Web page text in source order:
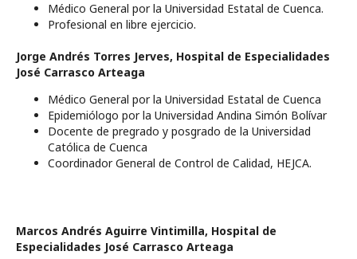
Médico General por la Universidad Estatal de Cuenca.
Profesional en libre ejercicio.
Jorge Andrés Torres Jerves, Hospital de Especialidades
José Carrasco Arteaga
Médico General por la Universidad Estatal de Cuenca
Epidemiólogo por la Universidad Andina Simón Bolívar
Docente de pregrado y posgrado de la Universidad
Católica de Cuenca
Coordinador General de Control de Calidad, HEJCA.
Marcos Andrés Aguirre Vintimilla, Hospital de
Especialidades José Carrasco Arteaga